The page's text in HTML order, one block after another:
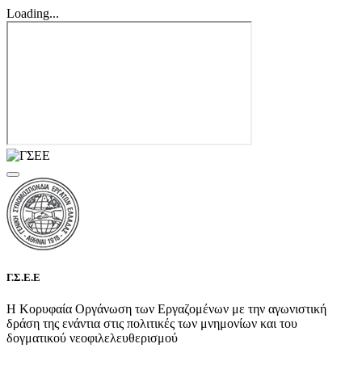
Loading...
Γ.Σ.Ε.Ε
Η Κορυφαία Οργάνωση των Εργαζομένων με την αγωνιστική
δράση της ενάντια στις πολιτικές των μνημονίων και του
δογματικού νεοφιλελευθερισμού